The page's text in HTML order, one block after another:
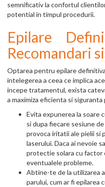
semnificativ la confortul
potential in timpul procedurii.
Epilare
Recomandari
Optarea pentru epilare
intelegerea a ceea ce implica
incepe tratamentul, exista
a maximiza eficienta si siguranta
Evita expunerea la soare
si dupa fiecare sesiune
provoca iritatii ale pielii
laserului. Daca ai nevoie
protectie solara cu
eventualele probleme.
Abtine-te de la utilizarea
parului, cum ar fi epilarea